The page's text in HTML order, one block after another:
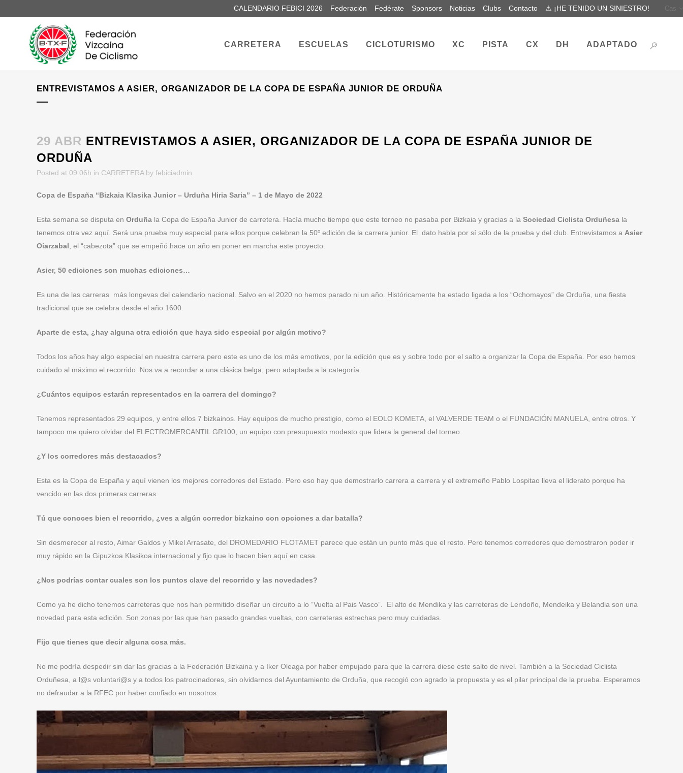
CALENDARIO FEBICI 2026 Federación Fedérate Sponsors Noticias Clubs Contacto ⚠ ¡HE TENIDO UN SINIESTRO! Cas
CARRETERA ESCUELAS CICLOTURISMO XC PISTA CX DH ADAPTADO
ENTREVISTAMOS A ASIER, ORGANIZADOR DE LA COPA DE ESPAÑA JUNIOR DE ORDUÑA
29 ABR ENTREVISTAMOS A ASIER, ORGANIZADOR DE LA COPA DE ESPAÑA JUNIOR DE
ORDUÑA
Posted at 09:06h in CARRETERA by febiciadmin
Copa de España “Bizkaia Klasika Junior – Urduña Hiria Saria” – 1 de Mayo de 2022
Esta semana se disputa en Orduña la Copa de España Junior de carretera. Hacía mucho tiempo que este torneo no pasaba por Bizkaia y gracias a la Sociedad Ciclista Orduñesa la
tenemos otra vez aquí. Será una prueba muy especial para ellos porque celebran la 50º edición de la carrera junior. El dato habla por sí sólo de la prueba y del club. Entrevistamos a Asier
Oiarzabal , el “cabezota” que se empeñó hace un año en poner en marcha este proyecto.
Asier, 50 ediciones son muchas ediciones…
Es una de las carreras más longevas del calendario nacional. Salvo en el 2020 no hemos parado ni un año. Históricamente ha estado ligada a los “Ochomayos” de Orduña, una fiesta
tradicional que se celebra desde el año 1600.
Aparte de esta, ¿hay alguna otra edición que haya sido especial por algún motivo?
Todos los años hay algo especial en nuestra carrera pero este es uno de los más emotivos, por la edición que es y sobre todo por el salto a organizar la Copa de España. Por eso hemos
cuidado al máximo el recorrido. Nos va a recordar a una clásica belga, pero adaptada a la categoría.
¿Cuántos equipos estarán representados en la carrera del domingo?
Tenemos representados 29 equipos, y entre ellos 7 bizkainos. Hay equipos de mucho prestigio, como el EOLO KOMETA, el VALVERDE TEAM o el FUNDACIÓN MANUELA, entre otros. Y
tampoco me quiero olvidar del ELECTROMERCANTIL GR100, un equipo con presupuesto modesto que lidera la general del torneo.
¿Y los corredores más destacados?
Esta es la Copa de España y aquí vienen los mejores corredores del Estado. Pero eso hay que demostrarlo carrera a carrera y el extremeño Pablo Lospitao lleva el liderato porque ha
vencido en las dos primeras carreras.
Tú que conoces bien el recorrido, ¿ves a algún corredor bizkaino con opciones a dar batalla?
Sin desmerecer al resto, Aimar Galdos y Mikel Arrasate, del DROMEDARIO FLOTAMET parece que están un punto más que el resto. Pero tenemos corredores que demostraron poder ir
muy rápido en la Gipuzkoa Klasikoa internacional y fijo que lo hacen bien aquí en casa.
¿Nos podrías contar cuales son los puntos clave del recorrido y las novedades?
Como ya he dicho tenemos carreteras que nos han permitido diseñar un circuito a lo “Vuelta al Pais Vasco”. El alto de Mendika y las carreteras de Lendoño, Mendeika y Belandia son una
novedad para esta edición. Son zonas por las que han pasado grandes vueltas, con carreteras estrechas pero muy cuidadas.
Fijo que tienes que decir alguna cosa más.
No me podría despedir sin dar las gracias a la Federación Bizkaina y a Iker Oleaga por haber empujado para que la carrera diese este salto de nivel. También a la Sociedad Ciclista
Orduñesa, a l@s voluntari@s y a todos los patrocinadores, sin olvidarnos del Ayuntamiento de Orduña, que recogió con agrado la propuesta y es el pilar principal de la prueba. Esperamos
no defraudar a la RFEC por haber confiado en nosotros.